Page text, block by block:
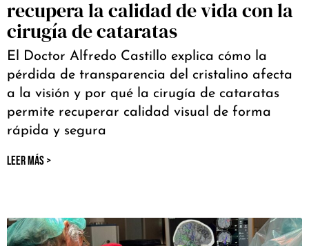
recupera la calidad de vida con la
cirugía de cataratas
El Doctor Alfredo Castillo explica cómo la
pérdida de transparencia del cristalino afecta
a la visión y por qué la cirugía de cataratas
permite recuperar calidad visual de forma
rápida y segura
LEER MÁS >